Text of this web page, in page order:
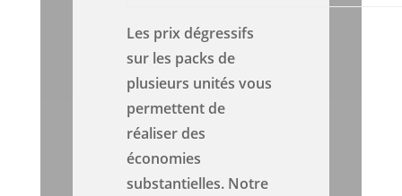
Les prix dégressifs
sur les packs de
plusieurs unités vous
permettent de
réaliser des
économies
substantielles. Notre